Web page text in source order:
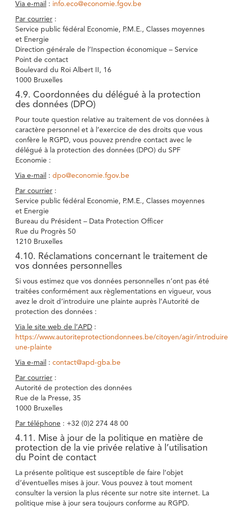
Via e-mail : info.eco@economie.fgov.be
Par courrier :
Service public fédéral Economie, P.M.E., Classes moyennes
et Energie
Direction générale de l’Inspection économique – Service
Point de contact
Boulevard du Roi Albert II, 16
1000 Bruxelles
4.9. Coordonnées du délégué à la protection
des données (DPO)
Pour toute question relative au traitement de vos données à
caractère personnel et à l’exercice de des droits que vous
confère le RGPD, vous pouvez prendre contact avec le
délégué à la protection des données (DPO) du SPF
Economie :
Via e-mail : dpo@economie.fgov.be
Par courrier :
Service public fédéral Economie, P.M.E., Classes moyennes
et Energie
Bureau du Président – Data Protection Officer
Rue du Progrès 50
1210 Bruxelles
4.10. Réclamations concernant le traitement de
vos données personnelles
Si vous estimez que vos données personnelles n’ont pas été
traitées conformément aux règlementations en vigueur, vous
avez le droit d’introduire une plainte auprès l’Autorité de
protection des données :
Via le site web de l’APD :
https://www.autoriteprotectiondonnees.be/citoyen/agir/
une-plainte
Via e-mail : contact@apd-gba.be
Par courrier :
Autorité de protection des données
Rue de la Presse, 35
1000 Bruxelles
Par téléphone : +32 (0)2 274 48 00
4.11. Mise à jour de la politique en matière de
protection de la vie privée relative à l’utilisation
du Point de contact
La présente politique est susceptible de faire l’objet
d’éventuelles mises à jour. Vous pouvez à tout moment
consulter la version la plus récente sur notre site internet. La
politique mise à jour sera toujours conforme au RGPD.